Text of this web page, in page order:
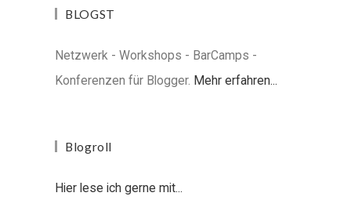
BLOGST
Netzwerk - Workshops - BarCamps -
Konferenzen für Blogger. Mehr erfahren...
Blogroll
Hier lese ich gerne mit...